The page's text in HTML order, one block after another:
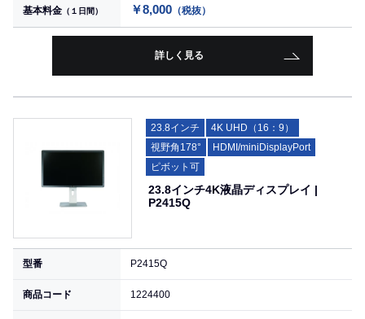
基本料金 （１日間） ￥8,000 （税抜）
詳しく見る
23.8インチ
4K UHD（16：9）
視野角178°
HDMI/miniDisplayPort
ピボット可
23.8インチ4K液晶ディスプレイ |
P2415Q
型番 P2415Q
商品コード 1224400